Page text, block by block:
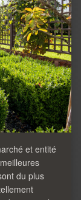
et entité
du plus